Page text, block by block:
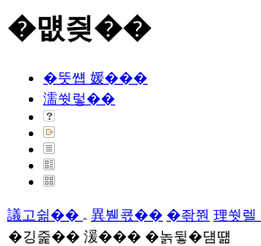
�먮즺��
�뚯썝 媛���
濡쒓렇��
議고쉶�� 異붿쿇�� �좎쭨 理쒓
�깅줉�� 湲��� �놁뒿�덈떎